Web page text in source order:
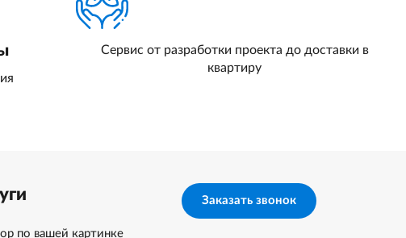
Сервис от разработки проекта до доставки в
квартиру
по вашей картинке
Заказать звонок